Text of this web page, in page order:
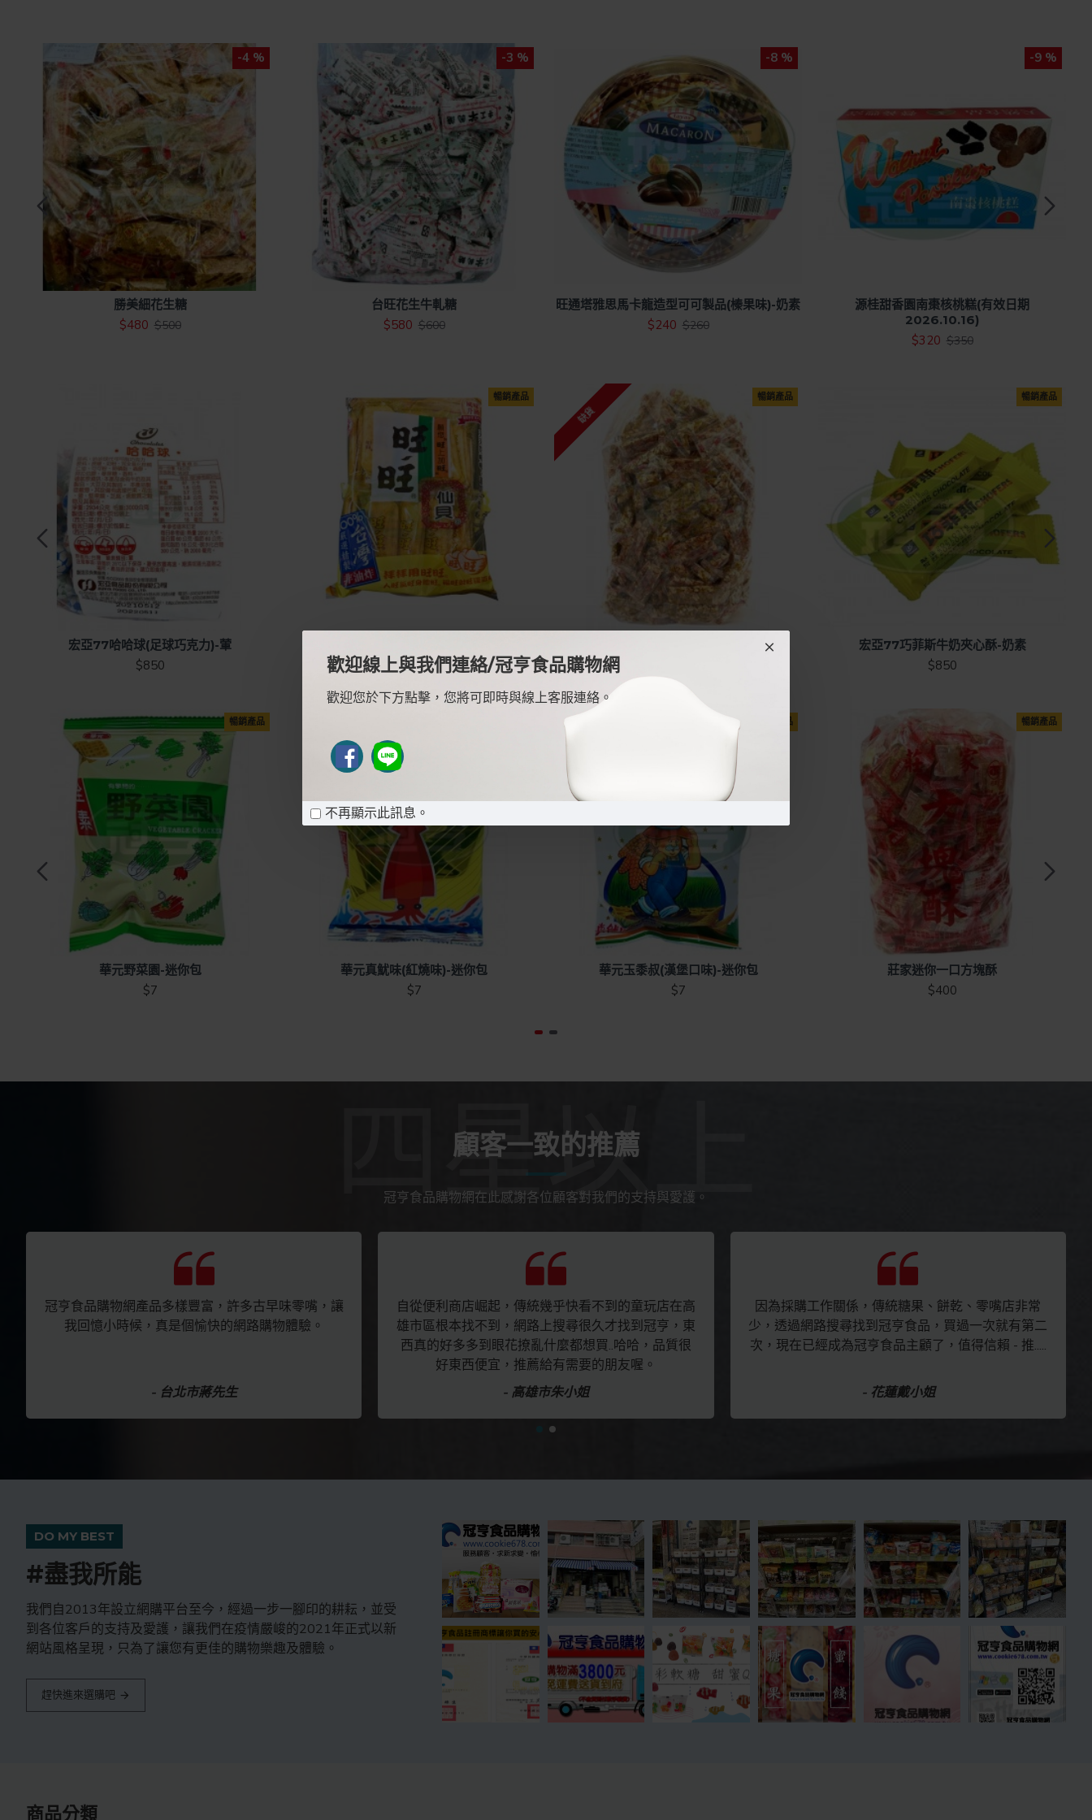
歡迎線上與我們連絡/冠亨食品購物網
歡迎您於下方點擊，您將可即時與線上客服連絡。
不再顯示此訊息。
-4 %
勝美細花生糖
$480 $500
-3 %
台旺花生牛軋糖
$580 $600
-8 %
旺通塔雅思馬卡龍造型可可製品(榛果味)-奶素
$240 $260
-9 %
源桂甜香園南棗核桃糕(有效日期
2026.10.16)
$320 $350
宏亞77哈哈球(足球巧克力)-葷
$850
暢銷產品
$55
暢銷產品
缺貨
暢銷產品
宏亞77巧菲斯牛奶夾心酥-奶素
$850
暢銷產品
華元野菜園-迷你包
$7
華元真魷味(紅燒味)-迷你包
$7
暢銷產品
華元玉黍叔(漢堡口味)-迷你包
$7
暢銷產品
莊家迷你一口方塊酥
$400
顧客一致的推薦
冠亨食品購物網在此感謝各位顧客對我們的支持與愛護。
冠亨食品購物網產品多樣豐富，許多古早味零嘴，讓
我回憶小時候，真是個愉快的網路購物體驗。
- 台北市蔣先生
自從便利商店崛起，傳統幾乎快看不到的童玩店在高
雄市區根本找不到，網路上搜尋很久才找到冠亨，東
西真的好多多到眼花撩亂什麼都想買..哈哈，品質很
好東西便宜，推薦給有需要的朋友喔。
- 高雄市朱小姐
因為採購工作關係，傳統糖果、餅乾、零嘴店非常
少，透過網路搜尋找到冠亨食品，買過一次就有第二
次，現在已經成為冠亨食品主顧了，值得信賴 - 推.....
- 花蓮戴小姐
DO MY BEST
#盡我所能
我們自2013年設立網購平台至今，經過一步一腳印的耕耘，並受
到各位客戶的支持及愛護，讓我們在疫情嚴峻的2021年正式以新
網站風格呈現，只為了讓您有更佳的購物樂趣及體驗。
趕快進來選購吧
商品分類